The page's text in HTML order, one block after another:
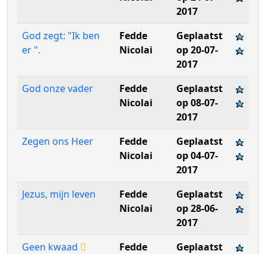
2017
God zegt: "Ik ben
er ".
Fedde
Nicolai
Geplaatst
op 20-07-
2017
God onze vader
Fedde
Nicolai
Geplaatst
op 08-07-
2017
Zegen ons Heer
Fedde
Nicolai
Geplaatst
op 04-07-
2017
Jezus, mijn leven
Fedde
Nicolai
Geplaatst
op 28-06-
2017
Geen kwaad
Fedde
Geplaatst